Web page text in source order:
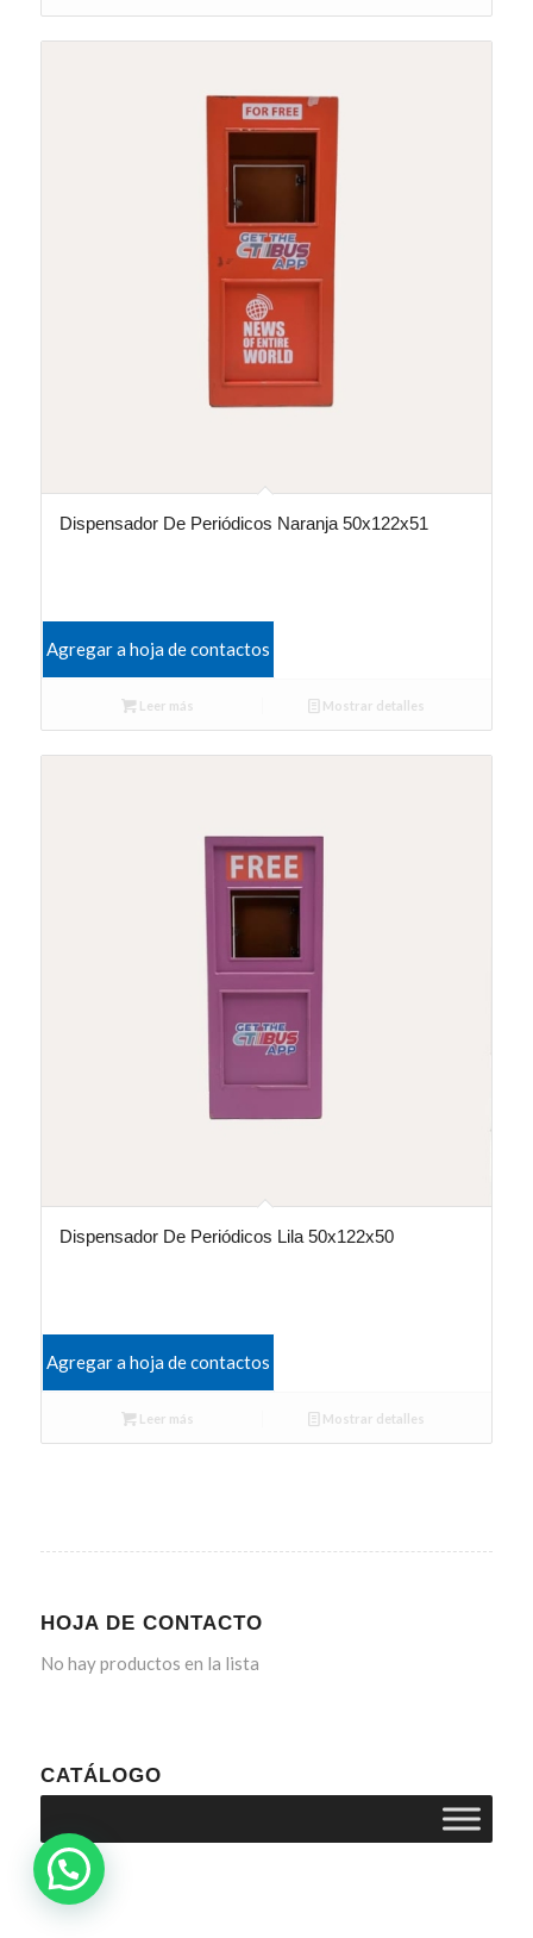
Dispensador De Periódicos Naranja 50x122x51
Agregar a hoja de contactos
Leer más Mostrar detalles
Dispensador De Periódicos Lila 50x122x50
Agregar a hoja de contactos
Leer más Mostrar detalles
HOJA DE CONTACTO
No hay productos en la lista
CATÁLOGO